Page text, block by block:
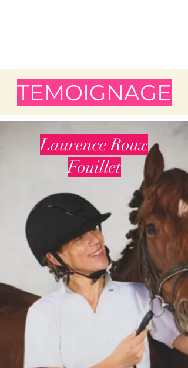
TEMOIGNAGE
Laurence Roux
Fouillet